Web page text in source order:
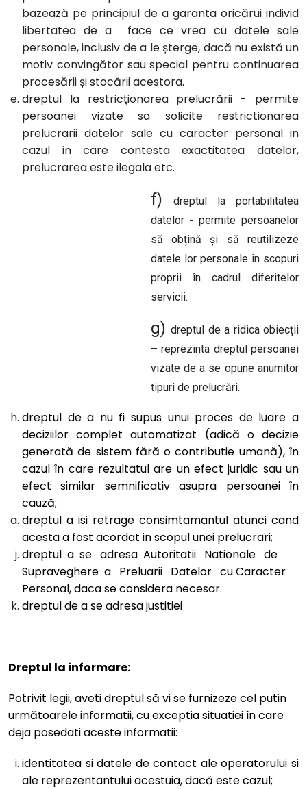
bazează pe principiul de a garanta oricărui individ
libertatea de a face ce vrea cu datele sale
personale, inclusiv de a le șterge, dacă nu există un
motiv convingător sau special pentru continuarea
procesării și stocării acestora.
dreptul la restricţionarea prelucrării - permite
persoanei vizate sa solicite restrictionarea
prelucrarii datelor sale cu caracter personal in
cazul in care contesta exactitatea datelor,
prelucrarea este ilegala etc.
f)dreptul la portabilitatea
datelor -permite persoanelor
să obțină și să reutilizeze
datele lor personale în scopuri
proprii în cadrul diferitelor
servicii.
g)dreptul de a ridica obiecții
– reprezinta dreptul persoanei
vizate de a se opune anumitor
tipuri de prelucrări.
dreptul de a nu fi supus unui proces de luare a
deciziilor complet automatizat (adică o decizie
generată de sistem fără o contributie umană), în
cazul în care rezultatul are un efect juridic sau un
efect similar semnificativ asupra persoanei în
cauză;
dreptul a isi retrage consimtamantul atunci cand
acesta a fost acordat in scopul unei prelucrari;
dreptul a se adresa Autoritatii Nationale de
Supraveghere a Preluarii Datelor cu Caracter
Personal, daca se considera necesar.
dreptul de a se adresa justitiei
Dreptul la informare:
Potrivit legii, aveti dreptul să vi se furnizeze cel putin
următoarele informatii, cu exceptia situatiei în care
deja posedati aceste informatii:
identitatea si datele de contact ale operatorului si
ale reprezentantului acestuia, dacă este cazul;